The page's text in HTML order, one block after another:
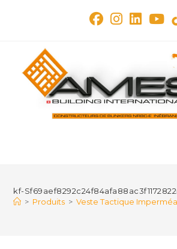
kf-
> Produits > Veste Tactique